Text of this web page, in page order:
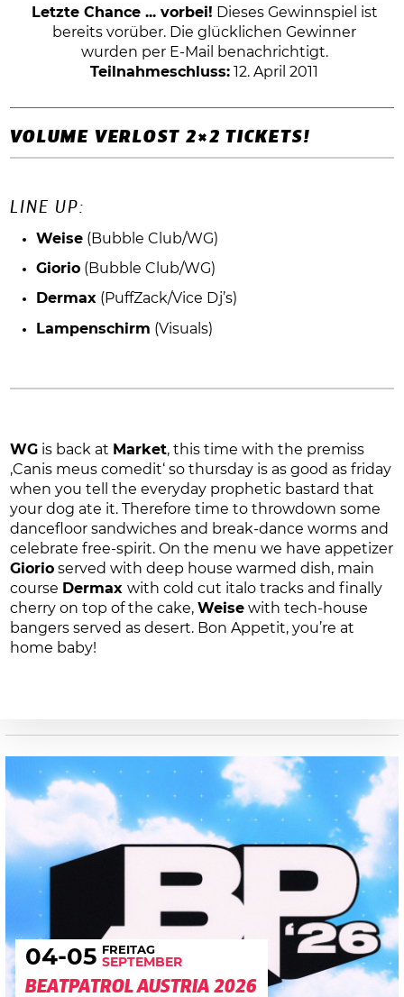
Letzte Chance ... vorbei! Dieses Gewinnspiel ist
bereits vorüber. Die glücklichen Gewinner
wurden per E-Mail benachrichtigt.
Teilnahmeschluss: 12. April 2011
VOLUME VERLOST 2×2 TICKETS!
LINE UP:
Weise(Bubble Club/WG)
Giorio(Bubble Club/WG)
Dermax(PuffZack/Vice Dj’s)
Lampenschirm (Visuals)
WG is back at Market, this time with the premiss
‚Canis meus comedit‘ so thursday is as good as friday
when you tell the everyday prophetic bastard that
your dog ate it. Therefore time to throwdown some
dancefloor sandwiches and break-dance worms and
celebrate free-spirit. On the menu we have appetizer
Giorio served with deep house warmed dish, main
course Dermaxwith cold cut italo tracks and finally
cherry on top of the cake,Weise with tech-house
bangers served as desert. Bon Appetit, you’re at
home baby!
04-05 FREITAG
SEPTEMBER
BEATPATROL AUSTRIA 2026